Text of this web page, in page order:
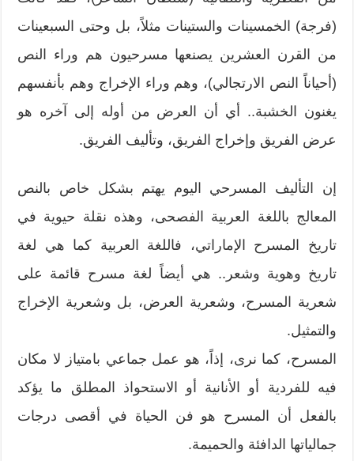
(فرجة) الخمسينات والستينات مثلاً، بل وحتى السبعينات
من القرن العشرين يصنعها مسرحيون هم وراء النص
(أحياناً النص الارتجالي)، وهم وراء الإخراج وهم بأنفسهم
يغنون الخشبة.. أي أن العرض من أوله إلى آخره هو
عرض الفريق وإخراج الفريق، وتأليف الفريق.
إن التأليف المسرحي اليوم يهتم بشكل خاص بالنص
المعالج باللغة العربية الفصحى، وهذه نقلة حيوية في
تاريخ المسرح الإماراتي، فاللغة العربية كما هي لغة
تاريخ وهوية وشعر.. هي أيضاً لغة مسرح قائمة على
شعرية المسرح، وشعرية العرض، بل وشعرية الإخراج
والتمثيل.
المسرح، كما نرى، إذاً، هو عمل جماعي بامتياز لا مكان
فيه للفردية أو الأنانية أو الاستحواذ المطلق ما يؤكد
بالفعل أن المسرح هو فن الحياة في أقصى درجات
جمالياتها الدافئة والحميمة.